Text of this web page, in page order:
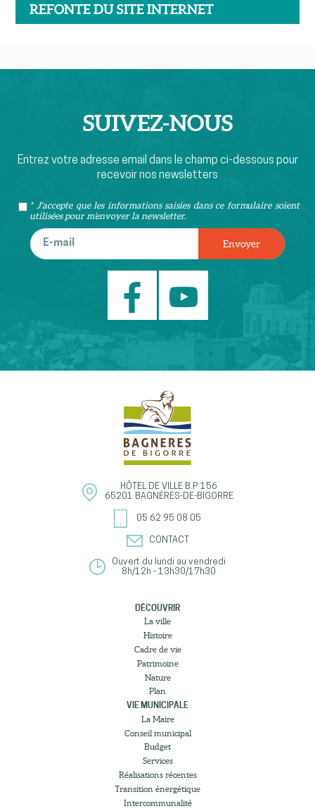
REFONTE DU SITE INTERNET
SUIVEZ-NOUS
Entrez votre adresse email dans le champ ci-dessous pour
recevoir nos newsletters
* J'accepte que les informations saisies dans ce formulaire soient
utilisées pour m’envoyer la newsletter.
HÔTEL DE VILLE B.P 156
65201 BAGNÈRES-DE-BIGORRE
05 62 95 08 05
CONTACT
Ouvert du lundi au vendredi
8h/12h - 13h30/17h30
DÉCOUVRIR
La ville
Histoire
Cadre de vie
Patrimoine
Nature
Plan
VIE MUNICIPALE
La Maire
Conseil municipal
Budget
Services
Réalisations récentes
Transition énergétique
Intercommunalité